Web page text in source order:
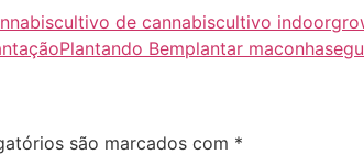
cultivo de cannabiscultivo indoor
Plantando Bemplantar maconha
são marcados com *